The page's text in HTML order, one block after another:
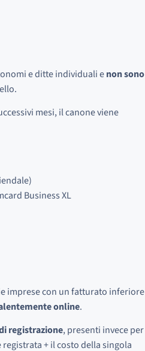
e ditte individuali enon sono
mesi, il canone viene
Business XL
imprese con un fatturato inferiore
online.
registrazione, presenti invece per
+ il costo della singola